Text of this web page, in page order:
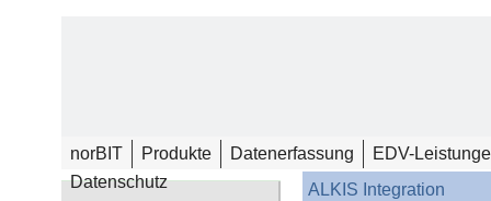
norBIT Produkte Datenerfassung
EDV-
Datenschutz
ALKIS Integration